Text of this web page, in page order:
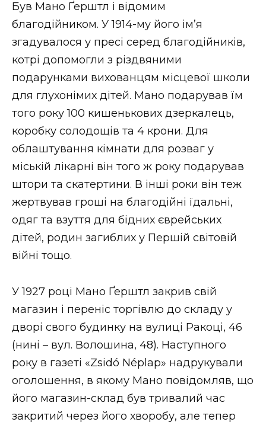
Був Мано Ґерштл і відомим
благодійником. У 1914-му його ім’я
згадувалося у пресі серед благодійників,
котрі допомогли з різдвяними
подарунками вихованцям місцевої школи
для глухонімих дітей. Мано подарував їм
того року 100 кишенькових дзеркалець,
коробку солодощів та 4 крони. Для
облаштування кімнати для розваг у
міській лікарні він того ж року подарував
штори та скатертини. В інші роки він теж
жертвував гроші на благодійні їдальні,
одяг та взуття для бідних єврейських
дітей, родин загиблих у Першій світовій
війні тощо.
У 1927 році Мано Ґерштл закрив свій
магазин і переніс торгівлю до складу у
дворі свого будинку на вулиці Ракоці, 46
(нині – вул. Волошина, 48). Наступного
року в газеті «Zsidó Néplap» надрукували
оголошення, в якому Мано повідомляв, що
його магазин-склад був тривалий час
закритий через його хворобу, але тепер